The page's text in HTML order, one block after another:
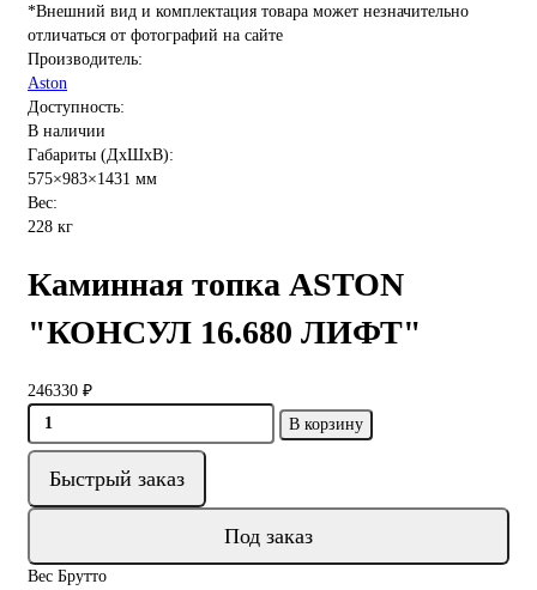
*Внешний вид и комплектация товара может незначительно
отличаться от фотографий на сайте
Производитель:
Aston
Доступность:
В наличии
Габариты (ДхШхВ):
575×983×1431 мм
Вес:
228 кг
Каминная топка ASTON
"КОНСУЛ 16.680 ЛИФТ"
246330 ₽
В корзину
Быстрый заказ
Под заказ
Вес Брутто